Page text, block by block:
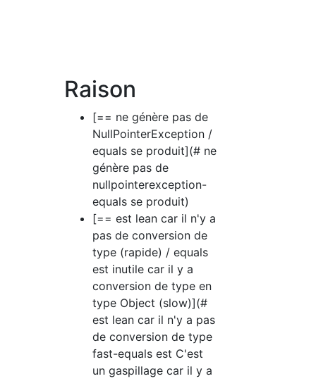
Raison
[== ne génère pas de
NullPointerException /
equals se produit](# ne
génère pas de
nullpointerexception-
equals se produit)
[== est lean car il n'y a
pas de conversion de
type (rapide) / equals
est inutile car il y a
conversion de type en
type Object (slow)](#
est lean car il n'y a pas
de conversion de type
fast-equals est C'est
un gaspillage car il y a